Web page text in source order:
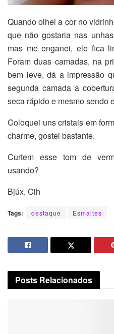
Quando olhei a cor no
que não gostaria nas
mas me enganei, ele fica
Foram duas camadas, na
bem leve, dá a impressão
segunda camada a
seca rápido e mesmo sendo
Coloquei uns cristais em
charme, gostei bastante.
Curtem esse tom de
usando?
Bjúx, Cih
Tags: destaque Esmaltes
Posts Relacionados